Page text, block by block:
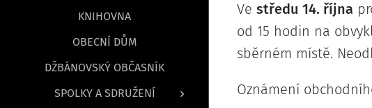
KNIHOVNA
OBECNÍ DŮM
DŽBÁNOVSKÝ OBČASNÍK
SPOLKY A SDRUŽENÍ
Ve středu 14. října
od 15 hodin na
sběrném místě.
Oznámení